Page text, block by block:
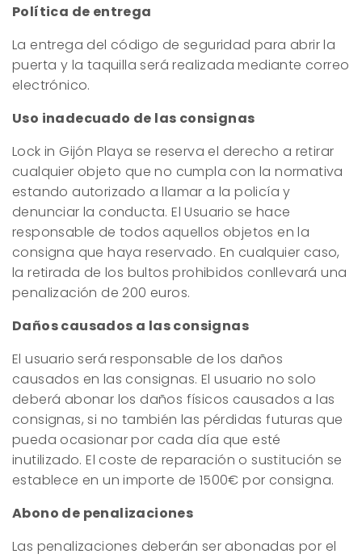
Política de entrega
La entrega del código de seguridad para abrir la
puerta y la taquilla será realizada mediante correo
electrónico.
Uso inadecuado de las consignas
Lock in Gijón Playa se reserva el derecho a retirar
cualquier objeto que no cumpla con la normativa
estando autorizado a llamar a la policía y
denunciar la conducta. El Usuario se hace
responsable de todos aquellos objetos en la
consigna que haya reservado. En cualquier caso,
la retirada de los bultos prohibidos conllevará una
penalización de 200 euros.
Daños causados a las consignas
El usuario será responsable de los daños
causados en las consignas. El usuario no solo
deberá abonar los daños físicos causados a las
consignas, si no también las pérdidas futuras que
pueda ocasionar por cada día que esté
inutilizado. El coste de reparación o sustitución se
establece en un importe de 1500€ por consigna.
Abono de penalizaciones
Las penalizaciones deberán ser abonadas por el